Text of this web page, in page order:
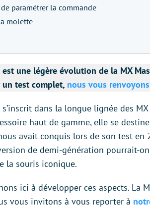
paramétrer la commande
molette
est une légère évolution de la MX
un test complet, nous vous
s’inscrit dans la longue lignée des
haut de gamme, elle se
avait conquis lors de son test en
de demi-génération pourrait-
la souris iconique.
ici à développer ces aspects. La
vous invitons à vous reporter à